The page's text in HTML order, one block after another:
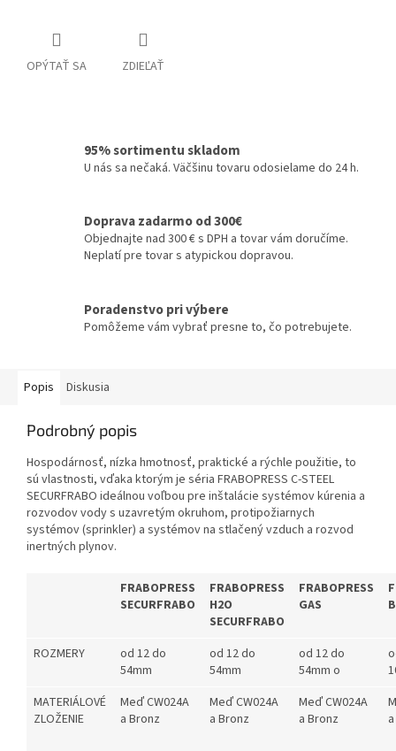
OPÝTAŤ SA ZDIEĽAŤ
95% sortimentu skladom
U nás sa nečaká. Väčšinu tovaru odosielame do 24 h.
Doprava zadarmo od 300€
Objednajte nad 300 € s DPH a tovar vám doručíme.
Neplatí pre tovar s atypickou dopravou.
Poradenstvo pri výbere
Pomôžeme vám vybrať presne to, čo potrebujete.
Popis Diskusia
Podrobný popis
Hospodárnosť, nízka hmotnosť, praktické a rýchle použitie, to
sú vlastnosti, vďaka ktorým je séria FRABOPRESS C-STEEL
SECURFRABO ideálnou voľbou pre inštalácie systémov kúrenia a
rozvodov vody s uzavretým okruhom, protipožiarnych
systémov (sprinkler) a systémov na stlačený vzduch a rozvod
inertných plynov.
FRABOPRESS
SECURFRABO
FRABOPRESS
H2O
SECURFRABO
FRABOPRESS
GAS
ROZMERY
od 12 do
54mm
od 12 do
54mm
od 12 do
54mm o
MATERIÁLOVÉ
ZLOŽENIE
Meď CW024A
a Bronz
Meď CW024A
a Bronz
Meď CW024A
a Bronz